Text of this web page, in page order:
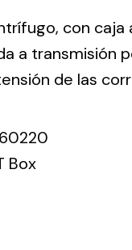
con caja
a transmisión
de las
Box